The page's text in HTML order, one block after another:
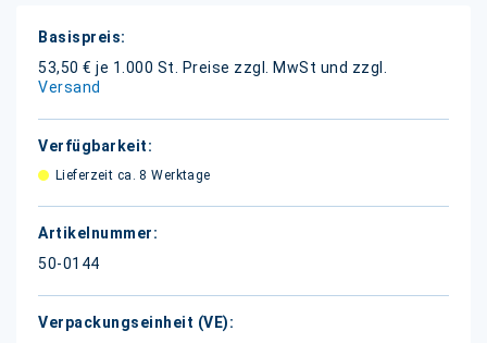
Weitere
Informationen
53,50 € je 1.000 St.
Preise zzgl. MwSt und zzgl.
Versand
Lieferzeit ca. 8 Werktage
50-0144